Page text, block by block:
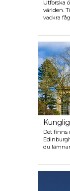
Utforska
världen.
vackra
sina
Det finns
du
är detta
växter.